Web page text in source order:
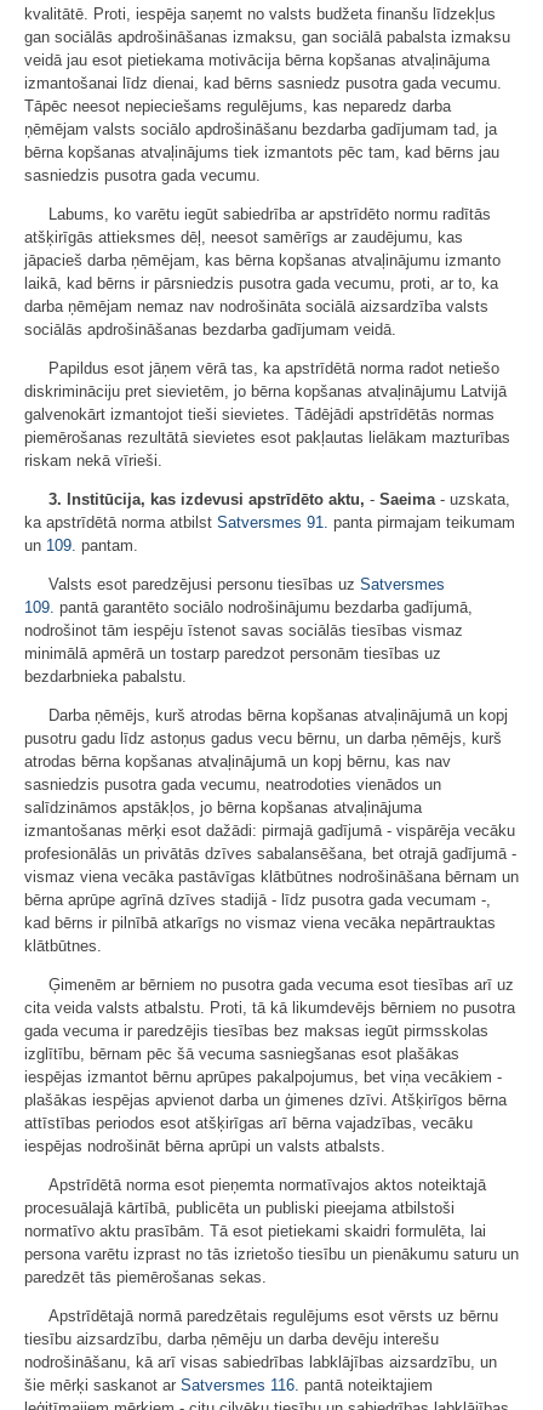
kvalitātē. Proti, iespēja saņemt no valsts budžeta finanšu līdzekļus
gan sociālās apdrošināšanas izmaksu, gan sociālā pabalsta izmaksu
veidā jau esot pietiekama motivācija bērna kopšanas atvaļinājuma
izmantošanai līdz dienai, kad bērns sasniedz pusotra gada vecumu.
Tāpēc neesot nepieciešams regulējums, kas neparedz darba
ņēmējam valsts sociālo apdrošināšanu bezdarba gadījumam tad, ja
bērna kopšanas atvaļinājums tiek izmantots pēc tam, kad bērns jau
sasniedzis pusotra gada vecumu.
Labums, ko varētu iegūt sabiedrība ar apstrīdēto normu radītās
atšķirīgās attieksmes dēļ, neesot samērīgs ar zaudējumu, kas
jāpacieš darba ņēmējam, kas bērna kopšanas atvaļinājumu izmanto
laikā, kad bērns ir pārsniedzis pusotra gada vecumu, proti, ar to, ka
darba ņēmējam nemaz nav nodrošināta sociālā aizsardzība valsts
sociālās apdrošināšanas bezdarba gadījumam veidā.
Papildus esot jāņem vērā tas, ka apstrīdētā norma radot netiešo
diskrimināciju pret sievietēm, jo bērna kopšanas atvaļinājumu Latvijā
galvenokārt izmantojot tieši sievietes. Tādējādi apstrīdētās normas
piemērošanas rezultātā sievietes esot pakļautas lielākam mazturības
riskam nekā vīrieši.
3. Institūcija, kas izdevusi apstrīdēto aktu, - Saeima- uzskata,
ka apstrīdētā norma atbilst Satversmes 91. panta pirmajam teikumam
un 109. pantam.
Valsts esot paredzējusi personu tiesības uz Satversmes
109. pantā garantēto sociālo nodrošinājumu bezdarba gadījumā,
nodrošinot tām iespēju īstenot savas sociālās tiesības vismaz
minimālā apmērā un tostarp paredzot personām tiesības uz
bezdarbnieka pabalstu.
Darba ņēmējs, kurš atrodas bērna kopšanas atvaļinājumā un kopj
pusotru gadu līdz astoņus gadus vecu bērnu, un darba ņēmējs, kurš
atrodas bērna kopšanas atvaļinājumā un kopj bērnu, kas nav
sasniedzis pusotra gada vecumu, neatrodoties vienādos un
salīdzināmos apstākļos, jo bērna kopšanas atvaļinājuma
izmantošanas mērķi esot dažādi: pirmajā gadījumā - vispārēja vecāku
profesionālās un privātās dzīves sabalansēšana, bet otrajā gadījumā -
vismaz viena vecāka pastāvīgas klātbūtnes nodrošināšana bērnam un
bērna aprūpe agrīnā dzīves stadijā - līdz pusotra gada vecumam -,
kad bērns ir pilnībā atkarīgs no vismaz viena vecāka nepārtrauktas
klātbūtnes.
Ģimenēm ar bērniem no pusotra gada vecuma esot tiesības arī uz
cita veida valsts atbalstu. Proti, tā kā likumdevējs bērniem no pusotra
gada vecuma ir paredzējis tiesības bez maksas iegūt pirmsskolas
izglītību, bērnam pēc šā vecuma sasniegšanas esot plašākas
iespējas izmantot bērnu aprūpes pakalpojumus, bet viņa vecākiem -
plašākas iespējas apvienot darba un ģimenes dzīvi. Atšķirīgos bērna
attīstības periodos esot atšķirīgas arī bērna vajadzības, vecāku
iespējas nodrošināt bērna aprūpi un valsts atbalsts.
Apstrīdētā norma esot pieņemta normatīvajos aktos noteiktajā
procesuālajā kārtībā, publicēta un publiski pieejama atbilstoši
normatīvo aktu prasībām. Tā esot pietiekami skaidri formulēta, lai
persona varētu izprast no tās izrietošo tiesību un pienākumu saturu un
paredzēt tās piemērošanas sekas.
Apstrīdētajā normā paredzētais regulējums esot vērsts uz bērnu
tiesību aizsardzību, darba ņēmēju un darba devēju interešu
nodrošināšanu, kā arī visas sabiedrības labklājības aizsardzību, un
šie mērķi saskanot ar Satversmes 116. pantā noteiktajiem